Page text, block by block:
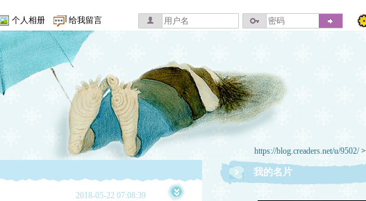
个人相册 给我留言
https://blog.creaders.net/u/9502/>
2018-05-22 07:08:39
我的名片